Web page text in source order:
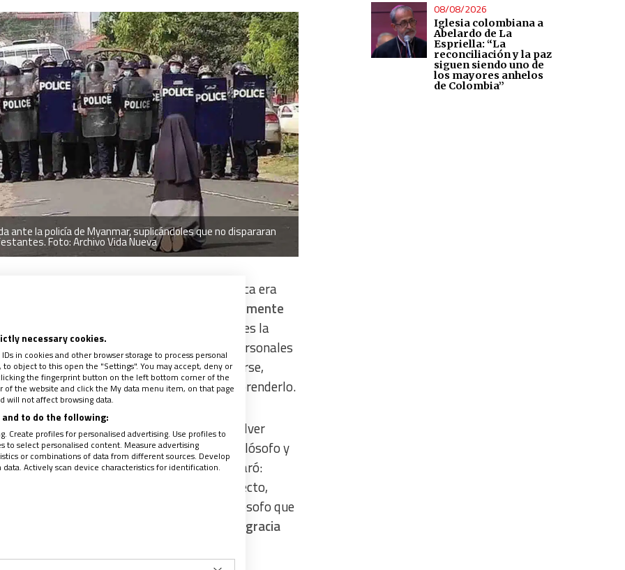
ante la policía de Myanmar, suplicándoles que no dispararan
Foto: Archivo Vida Nueva
que el mayor error de la filosofía política era
seguimos pensando en estos términos doblemente
El lenguaje de la soberanía es la
se aplica tanto a las relaciones interpersonales
marco, el diálogo no puede sino polarizarse,
o deslegitimar al otro en lugar de comprenderlo.
que la inteligencia artificial puede resolver
de llegar a un acuerdo. El sueño del filósofo y
realidad. A principios del siglo XVIII declaró:
sino ‘¡calculemos!’”. Y, en efecto,
llamada así en honor al gran filósofo que
comunicativa.
No le haría ninguna gracia
08/08/2026
Iglesia colombiana a
Abelardo de La
Espriella: “La
reconciliación y la paz
siguen siendo uno de
los mayores anhelos
de Colombia”
necessary cookies.
in cookies and other browser storage to process personal
object to this open the "Settings". You may accept, deny or
the fingerprint button on the left bottom corner of the
the website and click the My data menu item, on that page
will not affect browsing data.
to do the following:
Create profiles for personalised advertising. Use profiles to
to select personalised content. Measure advertising
or combinations of data from different sources. Develop
Actively scan device characteristics for identification.